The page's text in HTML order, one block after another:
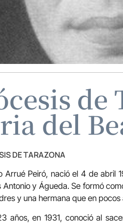
de
del
DE TARAZONA
Arrué Peiró, nació el 4 de abril
Antonio y Águeda. Se formó
y una hermana que en pocos
años, en 1931, conoció al